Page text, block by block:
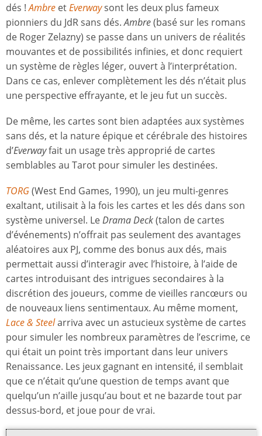
dés !Ambre etEverwaysont les deux plus fameux
pionniers du JdR sans dés.Ambre(basé sur les romans
de Roger Zelazny) se passe dans un univers de réalités
mouvantes et de possibilités infinies, et donc requiert
un système de règles léger, ouvert à l’interprétation.
Dans ce cas, enlever complètement les dés n’était plus
une perspective effrayante, et le jeu fut un succès.
De même, les cartes sont bien adaptées aux systèmes
sans dés, et la nature épique et cérébrale des histoires
d’Everwayfait un usage très approprié de cartes
semblables au Tarot pour simuler les destinées.
TORG(West End Games, 1990), un jeu multi-genres
exaltant, utilisait à la fois les cartes et les dés dans son
système universel. LeDrama Deck(talon de cartes
d’événements) n’offrait pas seulement des avantages
aléatoires aux PJ, comme des bonus aux dés, mais
permettait aussi d’interagir avec l’histoire, à l’aide de
cartes introduisant des intrigues secondaires à la
discrétion des joueurs, comme de vieilles rancœurs ou
de nouveaux liens sentimentaux. Au même moment,
Lace & Steelarriva avec un astucieux système de cartes
pour simuler les nombreux paramètres de l’escrime, ce
qui était un point très important dans leur univers
Renaissance. Les jeux gagnant en intensité, il semblait
que ce n’était qu’une question de temps avant que
quelqu’un n’aille jusqu’au bout et ne bazarde tout par
dessus-bord, et joue pour de vrai.